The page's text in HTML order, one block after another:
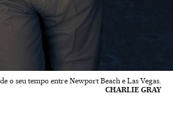
o seu tempo entre Newport Beach e Las Vegas.
CHARLIE GRAY